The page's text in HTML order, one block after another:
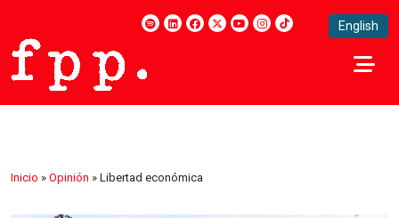
English
Inicio » Opinión » Libertad económica